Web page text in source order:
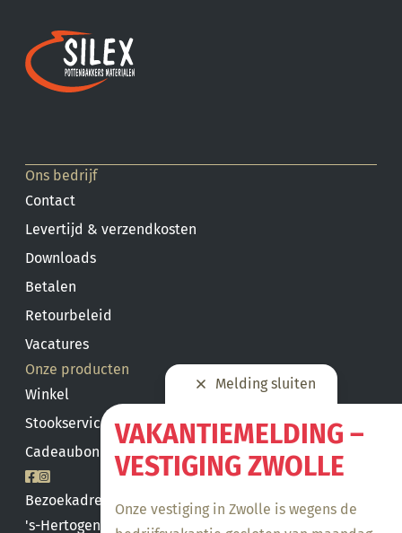
Melding sluiten
VAKANTIEMELDING –
VESTIGING ZWOLLE
Onze vestiging in Zwolle is wegens de
Ons bedrijf
Contact
Levertijd & verzendkosten
Downloads
Betalen
Retourbeleid
Vacatures
Onze producten
Winkel
Stookservice
Cadeaubon saldo
Bezoekadres
's-Hertogenbosch